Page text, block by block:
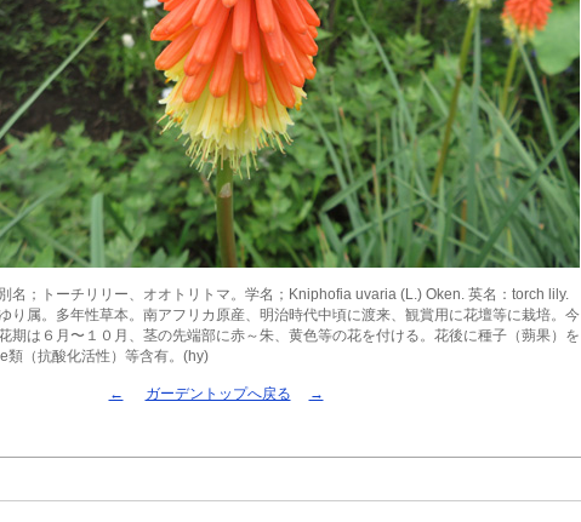
名；トーチリリー、オオトリトマ。学名；Kniphofia uvaria (L.) Oken. 英名：torch lily.
り属。多年性草本。南アフリカ原産、明治時代中頃に渡来、観賞用に花壇等に栽培。今
期は６月〜１０月、茎の先端部に赤～朱、黄色等の花を付ける。花後に種子（蒴果）を
類（抗酸化活性）等含有。(hy)
← ガーデントップへ戻る →